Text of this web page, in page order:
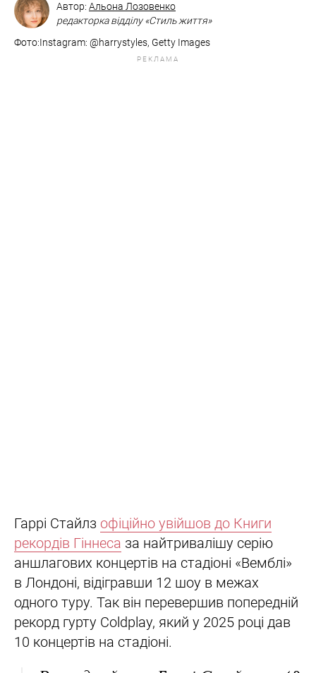
Автор: Альона Лозовенко
редакторка відділу «Стиль життя»
Фото:Instagram: @harrystyles, ​​Getty Images
РЕКЛАМА
Гаррі Стайлз офіційно увійшов до Книги
рекордів Гіннеса за найтривалішу серію
аншлагових концертів на стадіоні «Вемблі»
в Лондоні, відігравши 12 шоу в межах
одного туру. Так він перевершив попередній
рекорд гурту Coldplay, який у 2025 році дав
10 концертів на стадіоні.